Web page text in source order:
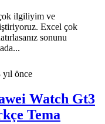
ilgiliyim ve
Excel çok
sonunu
yıl önce
Watch Gt3
Tema